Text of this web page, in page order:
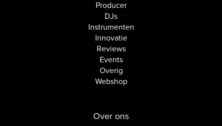
Producer
DJs
Instrumenten
Innovatie
Reviews
Events
Overig
Webshop
Over ons